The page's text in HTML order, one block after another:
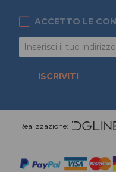
ACCETTO LE
ISCRIVITI
Realizzazione: